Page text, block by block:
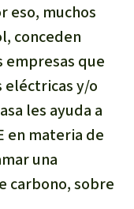
eso, muchos
conceden
empresas que
eléctricas y/o
les ayuda a
en materia de
una
carbono, sobre